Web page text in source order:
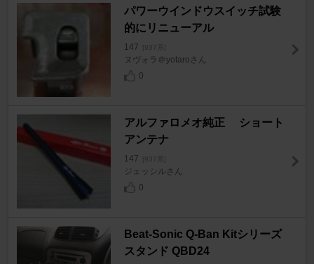
パワーウインドウスイッチ試験
的にリニューアル
147 [937系]
ヌヴォラ＠yotaroさん
0
アルファロメオ純正 ショート
アンテナ
147 [937系]
ジェッシルさん
0
Beat-Sonic Q-Ban Kitシリーズ
スタンド QBD24